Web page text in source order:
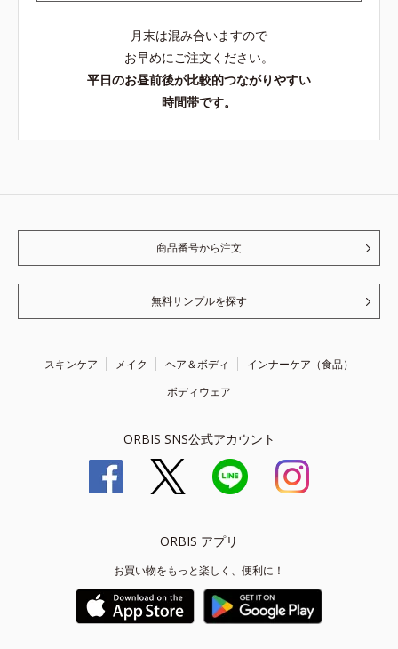
月末は混み合いますので
お早めにご注文ください。
平日のお昼前後が比較的つながりやすい
時間帯です。
商品番号から注文
無料サンプルを探す
スキンケア メイク ヘア＆ボディ
インナーケア（食品）
ボディウェア
ORBIS SNS公式アカウント
ORBIS アプリ
お買い物をもっと楽しく、便利に！